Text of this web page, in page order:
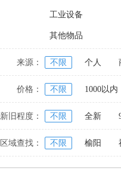
工业设备
其他物品
来源： 不限 个人
价格： 不限 1000以内
新旧程度： 不限 全新
区域查找： 不限 榆阳